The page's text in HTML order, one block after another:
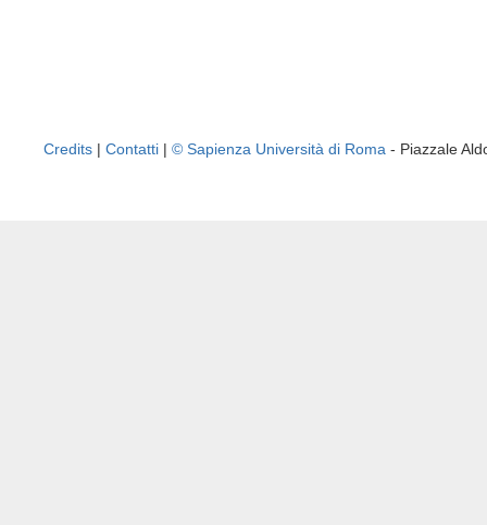
Credits | Contatti | © Sapienza Università di Roma - Piazzale